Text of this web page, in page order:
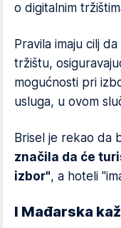
o digitalnim
Pravila imaju cilj
tržištu,
mogućnosti pri
usluga, u ovom
Brisel je rekao da
značila da će
izbor", a hoteli
I Mađarska